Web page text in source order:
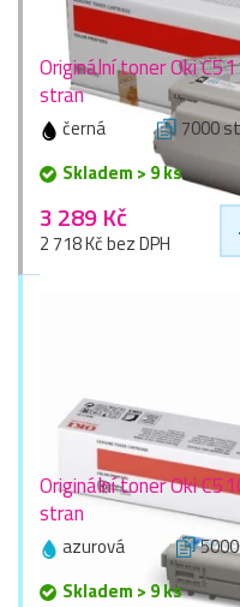
Originální toner Oki
stran
černá 7000
Skladem > 9 ks
3 289 Kč
2 718 Kč bez DPH
Originální toner Oki
stran
azurová
Skladem > 9 ks